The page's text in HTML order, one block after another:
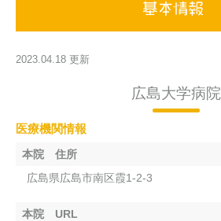
2023.04.18 更新
広島大学病院
医療機関情報
本院 住所
広島県広島市南区霞1-2-3
本院 URL